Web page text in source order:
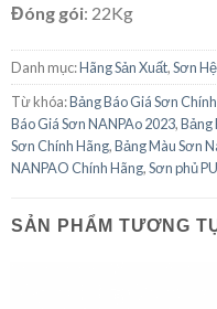
Đóng gói: 22Kg
Danh mục:Hãng Sản Xuất,Sơn
Từ khóa:Bảng Báo Giá Sơn
Báo Giá Sơn NANPAo 2023,Bảng
Sơn Chính Hãng,Bảng Màu Sơn
NANPAO Chính Hãng,Sơn phủ
SẢN PHẨM TƯƠNG